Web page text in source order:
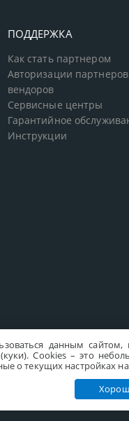
данным
Сookies – это
о текущих настройках
ПОДДЕРЖКА
Как стать партнером
Авторизации
вендоров
Сервисные центры
Гарантийное
Инструкции
Company